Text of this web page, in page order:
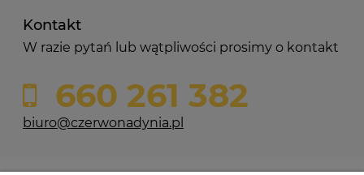
Kontakt
W razie pytań lub wątpliwości prosimy o kontakt
660 261 382
biuro@czerwonadynia.pl